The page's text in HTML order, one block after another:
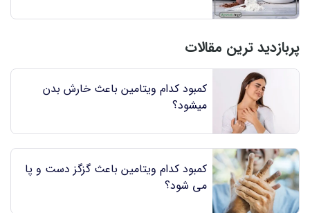
پربازدید ترین مقالات
کمبود کدام ویتامین باعث خارش بدن
میشود؟
کمبود کدام ویتامین باعث گزگز دست و پا
می شود؟